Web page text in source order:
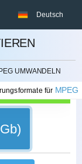
Deutsch
UMWANDELN
für MPEG